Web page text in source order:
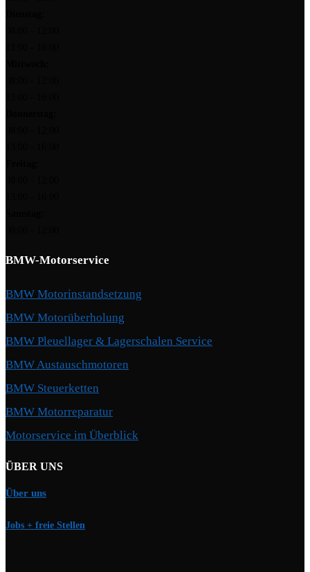
BMW-Motorservice
BMW Motorinstandsetzung
BMW Motorüberholung
BMW Pleuellager & Lagerschalen Service
BMW Austauschmotoren
BMW Steuerketten
BMW Motorreparatur
Motorservice im Überblick
ÜBER UNS
Über uns
Jobs + freie Stellen